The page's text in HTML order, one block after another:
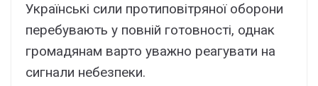
Українські сили протиповітряної оборони
перебувають у повній готовності, однак
громадянам варто уважно реагувати на
сигнали небезпеки.